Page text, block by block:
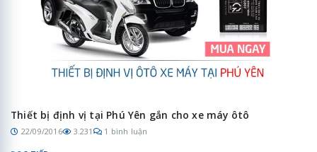
Thiết bị định vị tại Phú Yên gắn cho xe máy ôtô
22/09/2016 3.231 1 bình luận